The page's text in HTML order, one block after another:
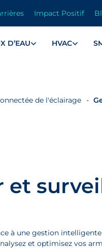
D’EAU HVAC
Impact Positif
de l'éclairage
et
à une gestion
et optimisez vos